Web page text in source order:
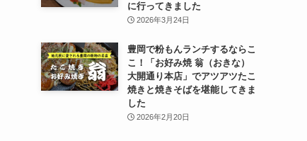
に行ってきました
2026年3月24日
豊岡で粉もんランチするならこ
こ！「お好み焼 翁（おきな）
大開通り本店」でアツアツたこ
焼きと焼きそばを堪能してきま
した
2026年2月20日